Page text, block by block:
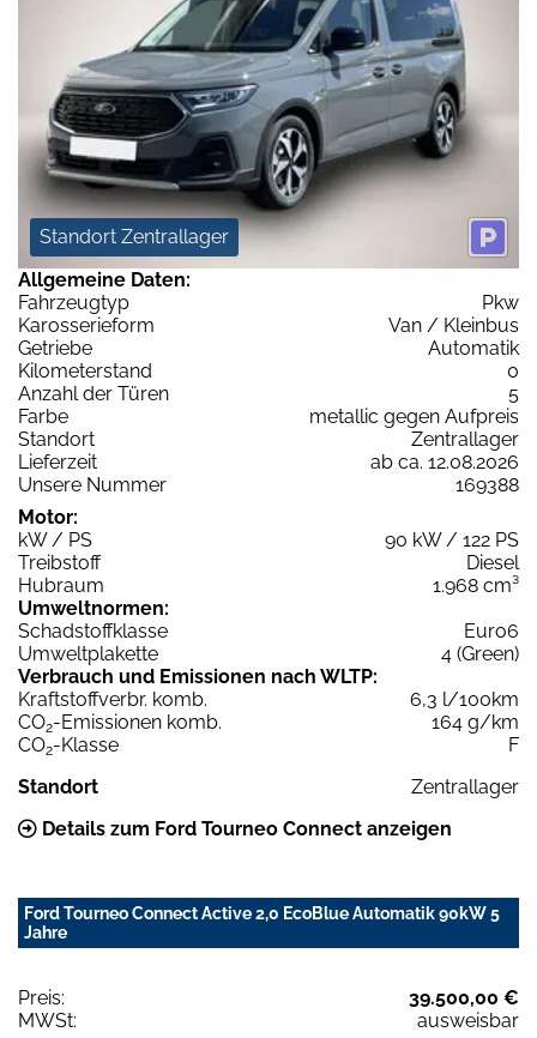
Standort Zentrallager
Allgemeine Daten:
Fahrzeugtyp
Pkw
Karosserieform
Van / Kleinbus
Getriebe
Automatik
Kilometerstand
0
Anzahl der Türen
5
Farbe
metallic gegen Aufpreis
Standort
Zentrallager
Lieferzeit
ab ca. 12.08.2026
Unsere Nummer
169388
Motor:
kW / PS
90 kW / 122 PS
Treibstoff
Diesel
Hubraum
1.968 cm³
Umweltnormen:
Schadstoffklasse
Euro6
Umweltplakette
4 (Green)
Verbrauch und Emissionen nach WLTP:
Kraftstoffverbr. komb.
6,3 l/100km
CO2-Emissionen komb.
164 g/km
CO2-Klasse
F
Standort
Zentrallager
Details zum Ford Tourneo Connect anzeigen
Ford Tourneo Connect Active 2,0 EcoBlue Automatik 90kW 5
Jahre
Preis:
39.500,00 €
MWSt:
ausweisbar